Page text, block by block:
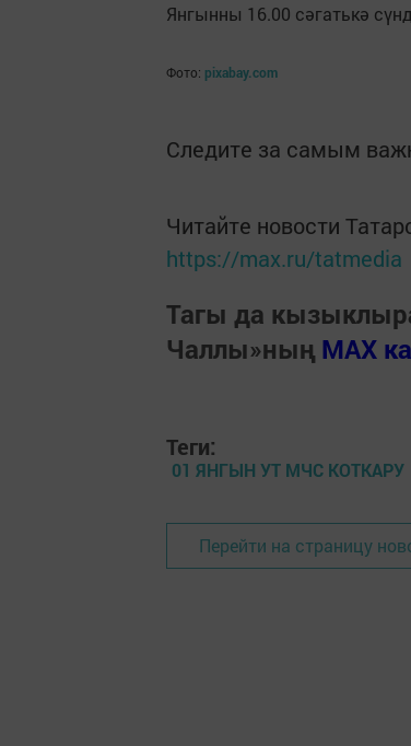
Янгынны 16.00 сәгатькә
Фото: pixabay.com
Следите за самым
Читайте новости
https://max.ru/tatmedia
Тагы да
Чаллы»ның MAX
Теги:
01 ЯНГЫН УТ МЧС КОТКАРУ
Перейти на страницу